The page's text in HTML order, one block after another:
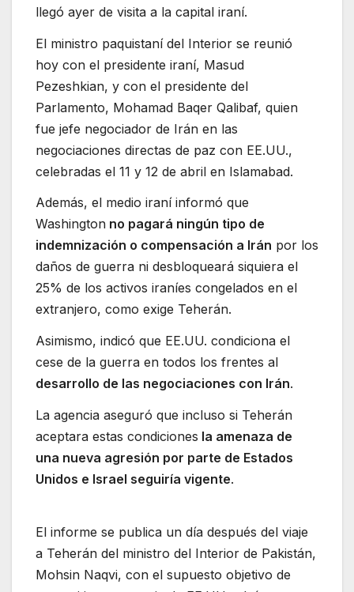
llegó ayer de visita a la capital iraní.
El ministro paquistaní del Interior se reunió
hoy con el presidente iraní, Masud
Pezeshkian, y con el presidente del
Parlamento, Mohamad Baqer Qalibaf, quien
fue jefe negociador de Irán en las
negociaciones directas de paz con EE.UU.,
celebradas el 11 y 12 de abril en Islamabad.
Además, el medio iraní informó que
Washington no pagará ningún tipo de
indemnización o compensación a Irán por los
daños de guerra ni desbloqueará siquiera el
25% de los activos iraníes congelados en el
extranjero, como exige Teherán.
Asimismo, indicó que EE.UU. condiciona el
cese de la guerra en todos los frentes al
desarrollo de las negociaciones con Irán.
La agencia aseguró que incluso si Teherán
aceptara estas condiciones la amenaza de
una nueva agresión por parte de Estados
Unidos e Israel seguiría vigente.
El informe se publica un día después del viaje
a Teherán del ministro del Interior de Pakistán,
Mohsin Naqvi, con el supuesto objetivo de